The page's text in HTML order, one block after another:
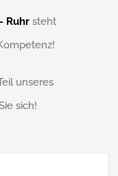
Ruhr steht
unseres
sich!